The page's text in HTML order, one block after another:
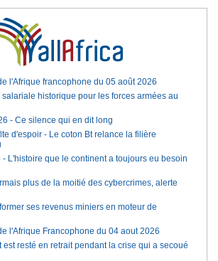
l'Afrique francophone du 05 août 2026
historique pour les forces armées au
- Ce silence qui en dit long
d'espoir - Le coton Bt relance la filière
- L'histoire que le continent a toujours eu besoin
plus de la moitié des cybercrimes, alerte
ses revenus miniers en moteur de
l'Afrique Francophone du 04 aout 2026
est resté en retrait pendant la crise qui a secoué